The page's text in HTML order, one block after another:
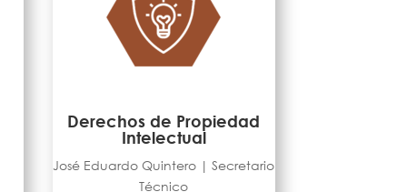
Derechos de Propiedad
Intelectual
José Eduardo Quintero | Secretario
Técnico